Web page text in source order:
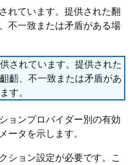
れています。提供された翻
不一致または矛盾がある場
されています。提供された
齬、不一致または矛盾があ
す。
ョンプロバイダー別の有効
ータを示します。
ション設定が必要です。こ